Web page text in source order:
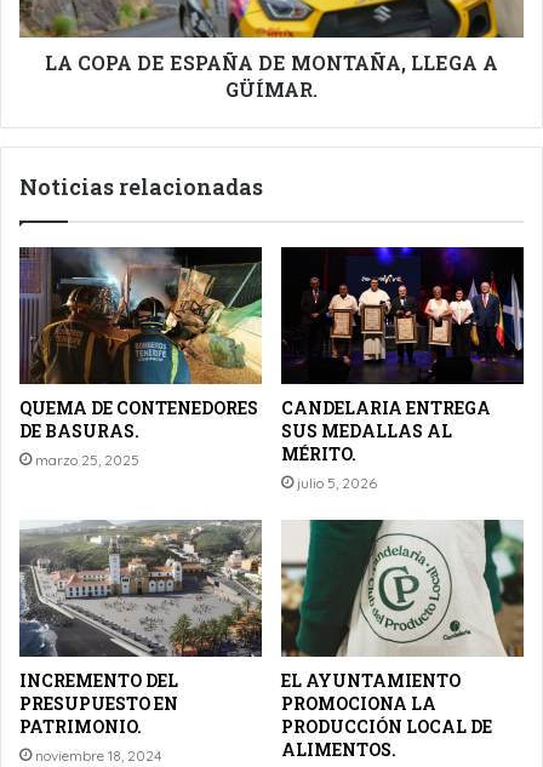
A
GÜÍMAR.
LA COPA DE ESPAÑA DE MONTAÑA, LLEGA A
GÜÍMAR.
Noticias relacionadas
QUEMA DE CONTENEDORES
DE BASURAS.
marzo 25, 2025
CANDELARIA ENTREGA
SUS MEDALLAS AL
MÉRITO.
julio 5, 2026
INCREMENTO DEL
PRESUPUESTO EN
PATRIMONIO.
noviembre 18, 2024
EL AYUNTAMIENTO
PROMOCIONA LA
PRODUCCIÓN LOCAL DE
ALIMENTOS.